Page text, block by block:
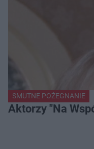
SMUTNE POŻEGNANIE
Aktorzy "Na